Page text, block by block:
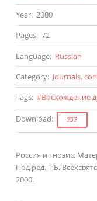
Year: 2000
Pages: 72
Language: Russian
Category: Journals,
Tags: #Восхождение
Download: PDF
Россия и гнозис:
Под ред. Т.Б.
2000.